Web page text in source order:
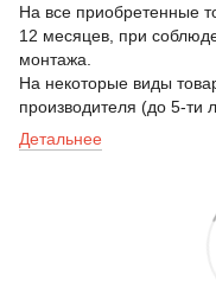
На все приобретенные
12 месяцев, при
монтажа.
На некоторые виды
производителя (до 5-ти
Детальнее